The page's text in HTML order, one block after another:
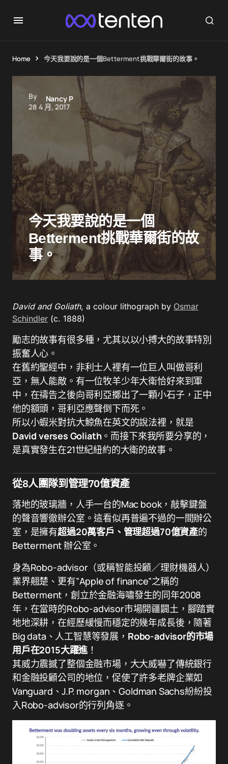
Home 今天我要說的是一個Betterment挑戰華爾街的故事。
By
Nancy P
28 4 月, 2017
今天我要說的是一個
Betterment挑戰華爾街的故
事。
David and Goliath, a colour lithograph by Osmar
Schindler (c. 1888)
勵志的故事有很多種，尤其以以小搏大的故事特別
振奮人心。
在舊約聖經中，非利士人裡有一位巨人叫做哥利
亞，無人能敵。有一位牧羊少年大衛恰好來到軍
中，在禱告之後向哥利亞擲出了一顆小石子，正中
他的額頭，哥利亞應聲倒下而死。
所以小蝦米對抗大鯨魚在英文的說法裡，就是
David verses Goliath。而接下來我所要分享的，
是真實發生在21世紀紐約的大衛的故事。
從8人團隊到管理70億資產
落地的玻璃牆，人手一台的Mac book，敲擊鍵盤
的聲音響徹辦公室。這看似再普遍不過的一間辦公
室，是擁有超過20萬客戶、管理超過70億資產的
Betterment 辦公室。
身為Robo-advisor（或稱智能投顧／理財機器人）
業界翹楚、更有”Apple of finance”之稱的
Betterment，創立於金融海嘯發生的同年2008
年，在當時的Robo-advisor市場開疆闢土，腳踏實
地地深耕，在經歷緩慢而穩定的幾年成長後，隨著
Big data、人工智慧等發展， Robo-advisor的市場
用戶在2015大躍進！
其威力震撼了整個金融市場，大大威嚇了傳統銀行
和金融投顧公司的地位，促使了許多老牌企業如
Vanguard、J.P. morgan、Goldman Sachs紛紛投
入Robo-advisor的行列角逐。